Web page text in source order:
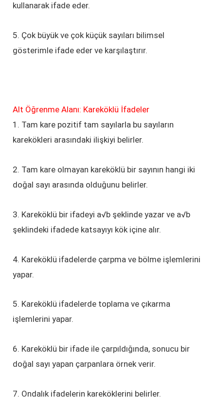
kullanarak ifade eder.
5. Çok büyük ve çok küçük sayıları bilimsel
gösterimle ifade eder ve karşılaştırır.
Alt Öğrenme Alanı: Kareköklü İfadeler
1. Tam kare pozitif tam sayılarla bu sayıların
karekökleri arasındaki ilişkiyi belirler.
2. Tam kare olmayan kareköklü bir sayının hangi iki
doğal sayı arasında olduğunu belirler.
3. Kareköklü bir ifadeyi a√b şeklinde yazar ve a√b
şeklindeki ifadede katsayıyı kök içine alır.
4. Kareköklü ifadelerde çarpma ve bölme işlemlerini
yapar.
5. Kareköklü ifadelerde toplama ve çıkarma
işlemlerini yapar.
6. Kareköklü bir ifade ile çarpıldığında, sonucu bir
doğal sayı yapan çarpanlara örnek verir.
7. Ondalık ifadelerin kareköklerini belirler.